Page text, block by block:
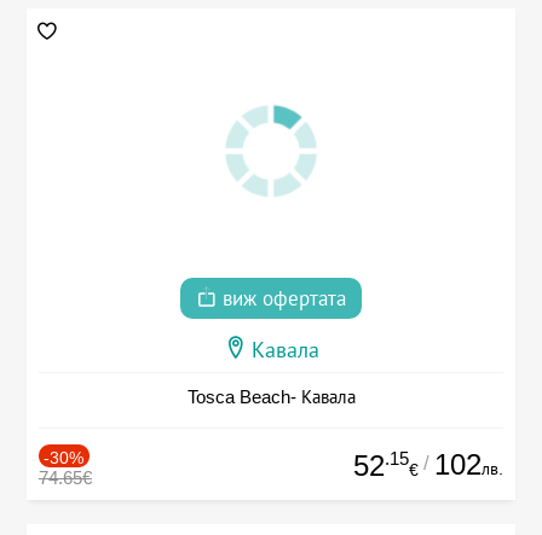
виж офертата
Кавала
Tosca Beach- Кавала
-30%
74.65€ 52.15
€ / 102лв.